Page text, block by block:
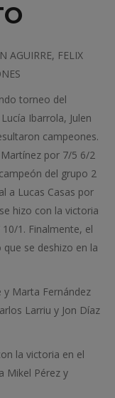
AGUIRRE, FELIX
torneo del
Ibarrola, Julen
campeones.
por 7/5 6/2
del grupo 2
a Lucas Casas por
hizo con la victoria
1. Finalmente, el
se deshizo en la
y Marta Fernández
Larriu y Jon Díaz
la victoria en el
Mikel Pérez y